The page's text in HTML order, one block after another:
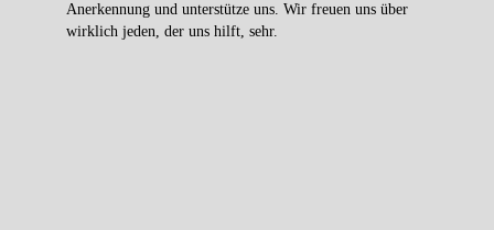
Anerkennung und unterstütze uns. Wir freuen uns über
wirklich jeden, der uns hilft, sehr.